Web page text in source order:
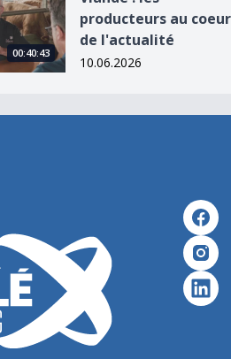
00:40:43
producteurs au coeur
de l'actualité
10.06.2026